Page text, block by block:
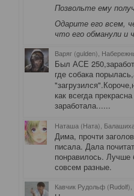
Позвольте ему
Одарите его всем,
что его обманули и
Варяг (gulden),
Был АСЕ
где собака
как всегда
заработала......
Наташа (Ната),
Дима, прочти
писала. Дала
понравилось.
совсем разные.
Кавчик Рудольф (Rudolf),